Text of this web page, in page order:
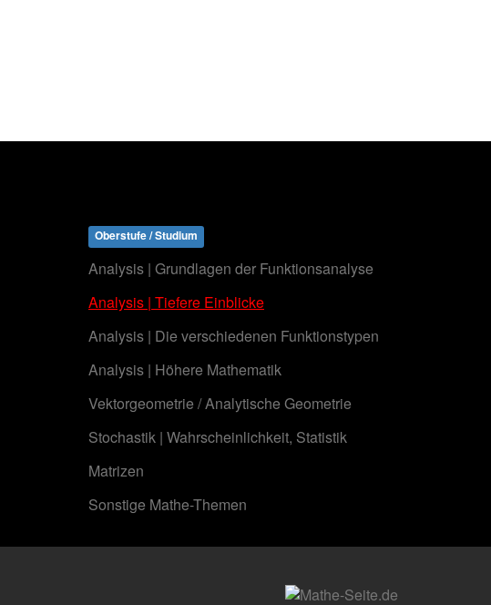
Oberstufe / Studium
Analysis | Grundlagen der Funktionsanalyse
Analysis | Tiefere Einblicke
Analysis | Die verschiedenen Funktionstypen
Analysis | Höhere Mathematik
Vektorgeometrie / Analytische Geometrie
Stochastik | Wahrscheinlichkeit, Statistik
Matrizen
Sonstige Mathe-Themen